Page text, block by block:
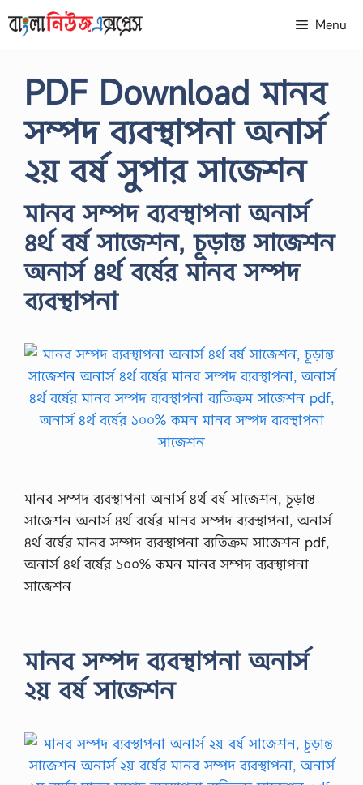
to
Menu
PDF Download মানব
সম্পদ ব্যবস্থাপনা অনার্স
২য় বর্ষ সুপার সাজেশন
মানব সম্পদ ব্যবস্থাপনা অনার্স
৪র্থ বর্ষ সাজেশন, চূড়ান্ত সাজেশন
অনার্স ৪র্থ বর্ষের মানব সম্পদ
ব্যবস্থাপনা
মানব সম্পদ ব্যবস্থাপনা অনার্স ৪র্থ বর্ষ সাজেশন, চূড়ান্ত
সাজেশন অনার্স ৪র্থ বর্ষের মানব সম্পদ ব্যবস্থাপনা, অনার্স
৪র্থ বর্ষের মানব সম্পদ ব্যবস্থাপনা ব্যতিক্রম সাজেশন pdf,
অনার্স ৪র্থ বর্ষের ১০০% কমন মানব সম্পদ ব্যবস্থাপনা
সাজেশন
মানব সম্পদ ব্যবস্থাপনা অনার্স
২য় বর্ষ সাজেশন